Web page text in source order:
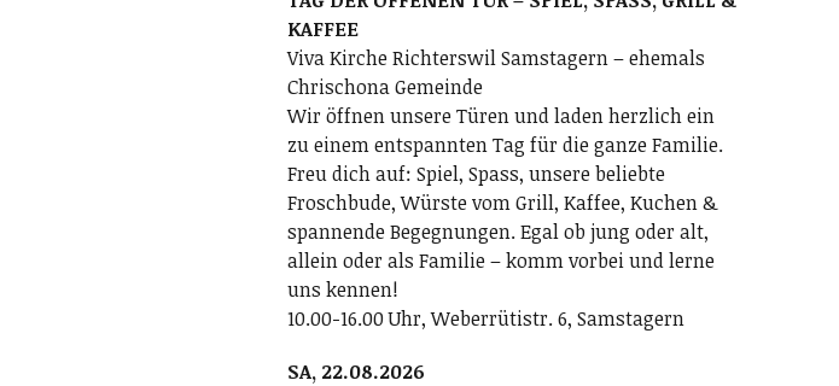
KAFFEE
Viva Kirche Richterswil Samstagern – ehemals
Chrischona Gemeinde
Wir öffnen unsere Türen und laden herzlich ein
zu einem entspannten Tag für die ganze Familie.
Freu dich auf: Spiel, Spass, unsere beliebte
Froschbude, Würste vom Grill, Kaffee, Kuchen &
spannende Begegnungen. Egal ob jung oder alt,
allein oder als Familie – komm vorbei und lerne
uns kennen!
10.00-16.00 Uhr, Weberrütistr. 6, Samstagern
SA, 22.08.2026